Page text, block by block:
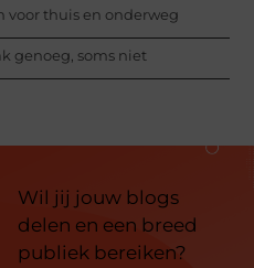
voor thuis en onderweg
genoeg, soms niet
Wil jij jouw blogs
delen en een breed
publiek bereiken?